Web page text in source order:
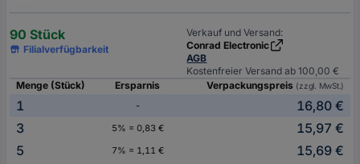
90 Stück
Filialverfügbarkeit
Verkauf und Versand:
Conrad Electronic
AGB
Kostenfreier Versand ab 100,00 €
Menge (Stück)
Ersparnis Verpackungspreis (zzgl. MwSt.)
1 -
16,80 €
3
5% = 0,83 €
15,97 €
5
7% = 1,11 €
15,69 €